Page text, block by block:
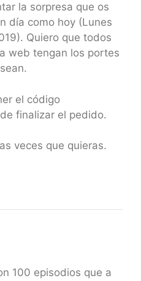
la sorpresa que os
día como hoy (Lunes
Quiero que todos
web tengan los portes
el código
finalizar el pedido.
veces que quieras.
100 episodios que a